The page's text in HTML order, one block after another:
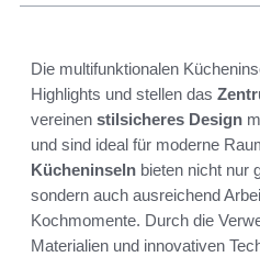
Die multifunktionalen
Highlights und stellen das
vereinen stilsicheres Design
und sind ideal für moderne
Kücheninseln bieten nicht nur
sondern auch ausreichend
Kochmomente. Durch die
Materialien und innovativen